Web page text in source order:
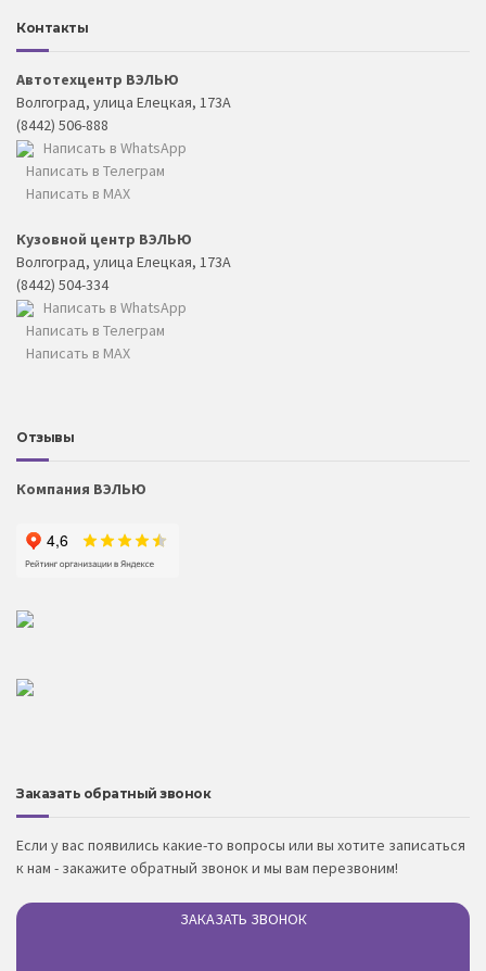
Контакты
Автотехцентр ВЭЛЬЮ
Волгоград, улица Елецкая, 173А
(8442) 506-888
Написать в WhatsApp
Написать в Телеграм
Написать в MAX
Кузовной центр ВЭЛЬЮ
Волгоград, улица Елецкая, 173А
(8442) 504-334
Написать в WhatsApp
Написать в Телеграм
Написать в MAX
Отзывы
Компания ВЭЛЬЮ
Заказать обратный звонок
Если у вас появились какие-то вопросы или вы хотите записаться
к нам - закажите обратный звонок и мы вам перезвоним!
ЗАКАЗАТЬ ЗВОНОК